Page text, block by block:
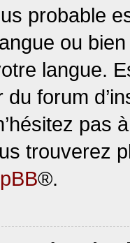
probable
ou
langue.
du forum
pas
trouverez
®.